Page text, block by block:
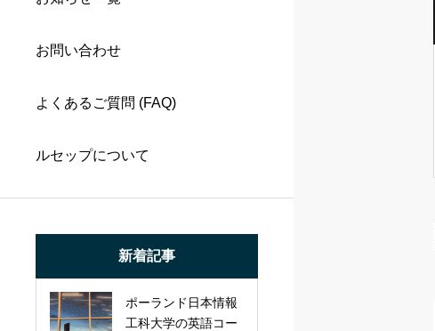
お問い合わせ
よくあるご質問 (FAQ)
ルセップについて
新着記事
ポーランド日本情報
工科大学の英語コー